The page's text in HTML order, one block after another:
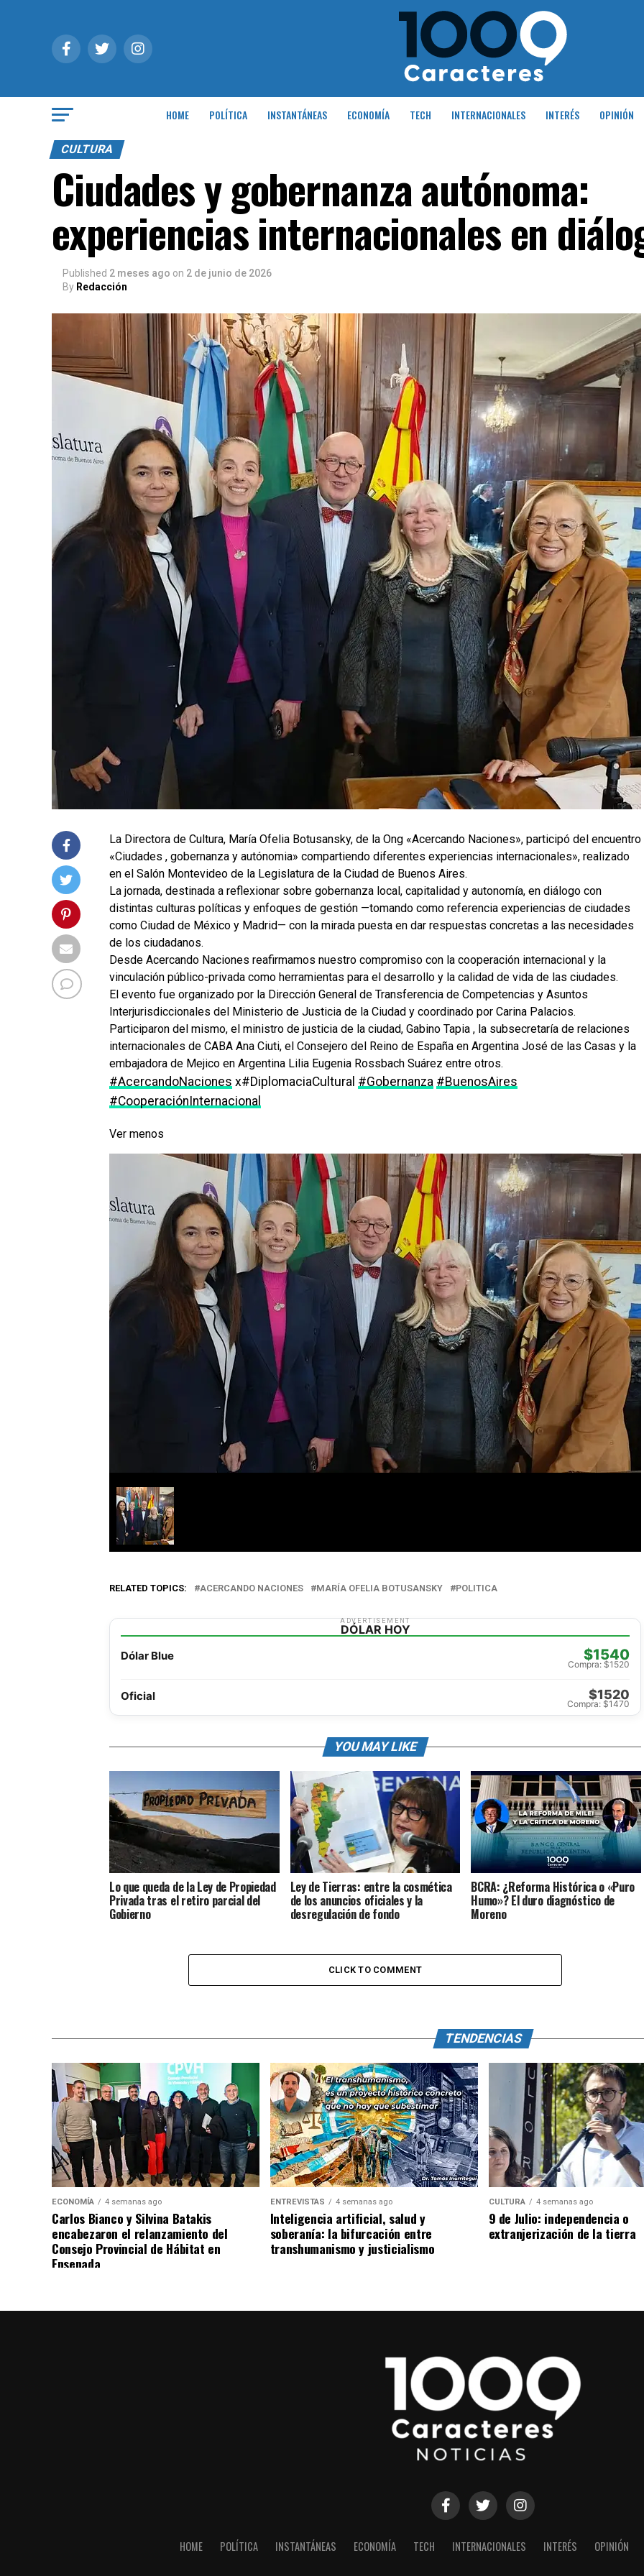
HOME POLÍTICA INSTANTÁNEAS ECONOMÍA TECH INTERNACIONALES INTERÉS OPINIÓN
CULTURA
Ciudades y gobernanza autónoma:
experiencias internacionales en
Published 2 meses ago on 2 de junio de 2026
By Redacción
La Directora de Cultura, María Ofelia Botusansky, de la Ong «Acercando Naciones», participó del encuentro
«Ciudades , gobernanza y autónomia» compartiendo diferentes experiencias internacionales», realizado
en el Salón Montevideo de la Legislatura de la Ciudad de Buenos Aires.
La jornada, destinada a reflexionar sobre gobernanza local, capitalidad y autonomía, en diálogo con
distintas culturas políticas y enfoques de gestión —tomando como referencia experiencias de ciudades
como Ciudad de México y Madrid— con la mirada puesta en dar respuestas concretas a las necesidades
de los ciudadanos.
Desde Acercando Naciones reafirmamos nuestro compromiso con la cooperación internacional y la
vinculación público-privada como herramientas para el desarrollo y la calidad de vida de las ciudades.
El evento fue organizado por la Dirección General de Transferencia de Competencias y Asuntos
Interjurisdiccionales del Ministerio de Justicia de la Ciudad y coordinado por Carina Palacios.
Participaron del mismo, el ministro de justicia de la ciudad, Gabino Tapia , la subsecretaría de relaciones
internacionales de CABA Ana Ciuti, el Consejero del Reino de España en Argentina José de las Casas y la
embajadora de Mejico en Argentina Lilia Eugenia Rossbach Suárez entre otros.
#AcercandoNaciones x#DiplomaciaCultural #Gobernanza #BuenosAires
#CooperaciónInternacional
Ver menos
RELATED TOPICS: ACERCANDO NACIONES MARÍA OFELIA BOTUSANSKY POLITICA
ADVERTISEMENT
DÓLAR HOY
Dólar Blue $1540
Compra: $1520
Oficial $1520
Compra: $1470
YOU MAY LIKE
Lo que queda de la Ley de Propiedad
Privada tras el retiro parcial del
Gobierno
Ley de Tierras: entre la cosmética
de los anuncios oficiales y la
desregulación de fondo
BCRA: ¿Reforma Histórica o «Puro
Humo»? El duro diagnóstico de
Moreno
CLICK TO COMMENT
TENDENCIAS
ECONOMÍA 4 semanas ago
Carlos Bianco y Silvina Batakis
encabezaron el relanzamiento del
Consejo Provincial de Hábitat en
Ensenada
ENTREVISTAS 4 semanas ago
Inteligencia artificial, salud y
soberanía: la bifurcación entre
transhumanismo y justicialismo
CULTURA 4 semanas ago
9 de Julio: independencia o
extranjerización de la tierra
HOME POLÍTICA INSTANTÁNEAS ECONOMÍA TECH INTERNACIONALES INTERÉS OPINIÓN